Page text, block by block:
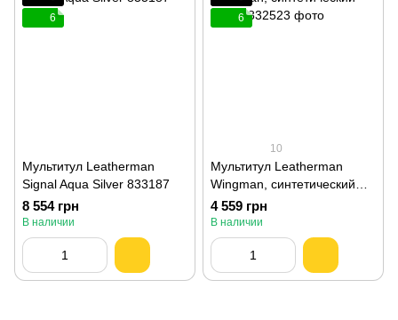
6
Мультитул Leatherman
Signal Aqua Silver 833187
8 554 грн
В наличии
6
10
Мультитул Leatherman
Wingman, синтетический
чехол 832523
4 559 грн
В наличии